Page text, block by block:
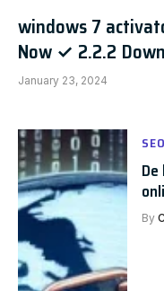
windows 7
Now ✓ 2.2.2
January 23, 2024
SEO
By